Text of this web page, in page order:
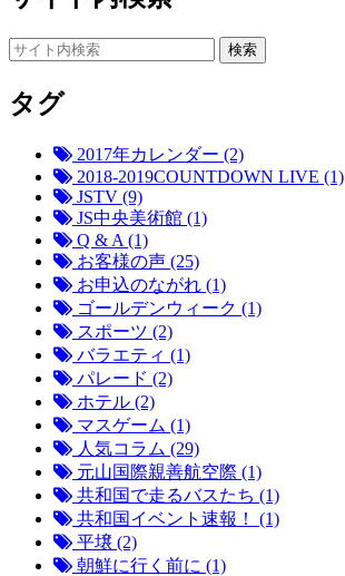
タグ
2017年カレンダー (2)
2018-2019COUNTDOWN LIVE (1)
JSTV (9)
JS中央美術館 (1)
Q & A (1)
お客様の声 (25)
お申込のながれ (1)
ゴールデンウィーク (1)
スポーツ (2)
バラエティ (1)
パレード (2)
ホテル (2)
マスゲーム (1)
人気コラム (29)
元山国際親善航空際 (1)
共和国で走るバスたち (1)
共和国イベント速報！ (1)
平壌 (2)
朝鮮に行く前に (1)